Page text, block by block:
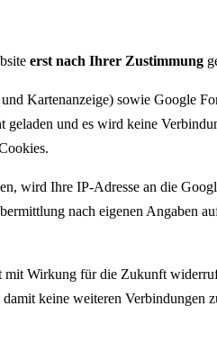
erst nach Ihrer Zustimmung
Kartenanzeige) sowie Google
und es wird keine
wird Ihre IP-Adresse an die
nach eigenen Angaben
Wirkung für die Zukunft
keine weiteren Verbindungen